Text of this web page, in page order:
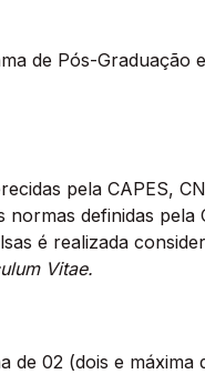
de Pós-
pela CAPES,
normas definidas
é realizada
Vitae.
de 02 (dois e